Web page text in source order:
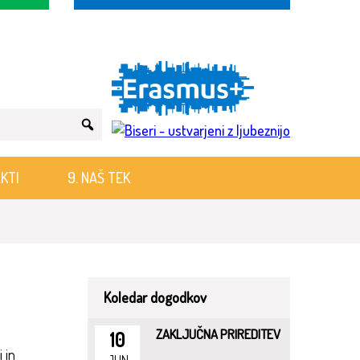
9. NAŠ TEK
in
Koledar dogodkov
10 ZAKLJUČNA PRIREDITEV